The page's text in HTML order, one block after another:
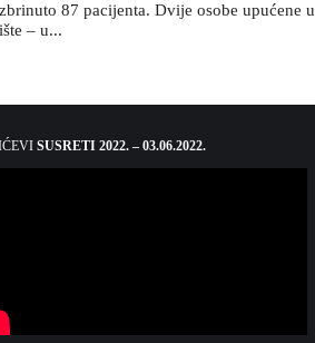
87 pacijenta. Dvije osobe upućene u
– u...
SUSRETI 2022. – 03.06.2022.